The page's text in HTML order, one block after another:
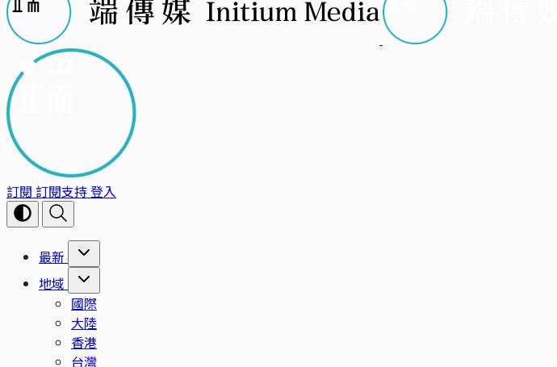
訂閱 訂閱支持登入
最新
地域
國際
大陸
香港
台灣